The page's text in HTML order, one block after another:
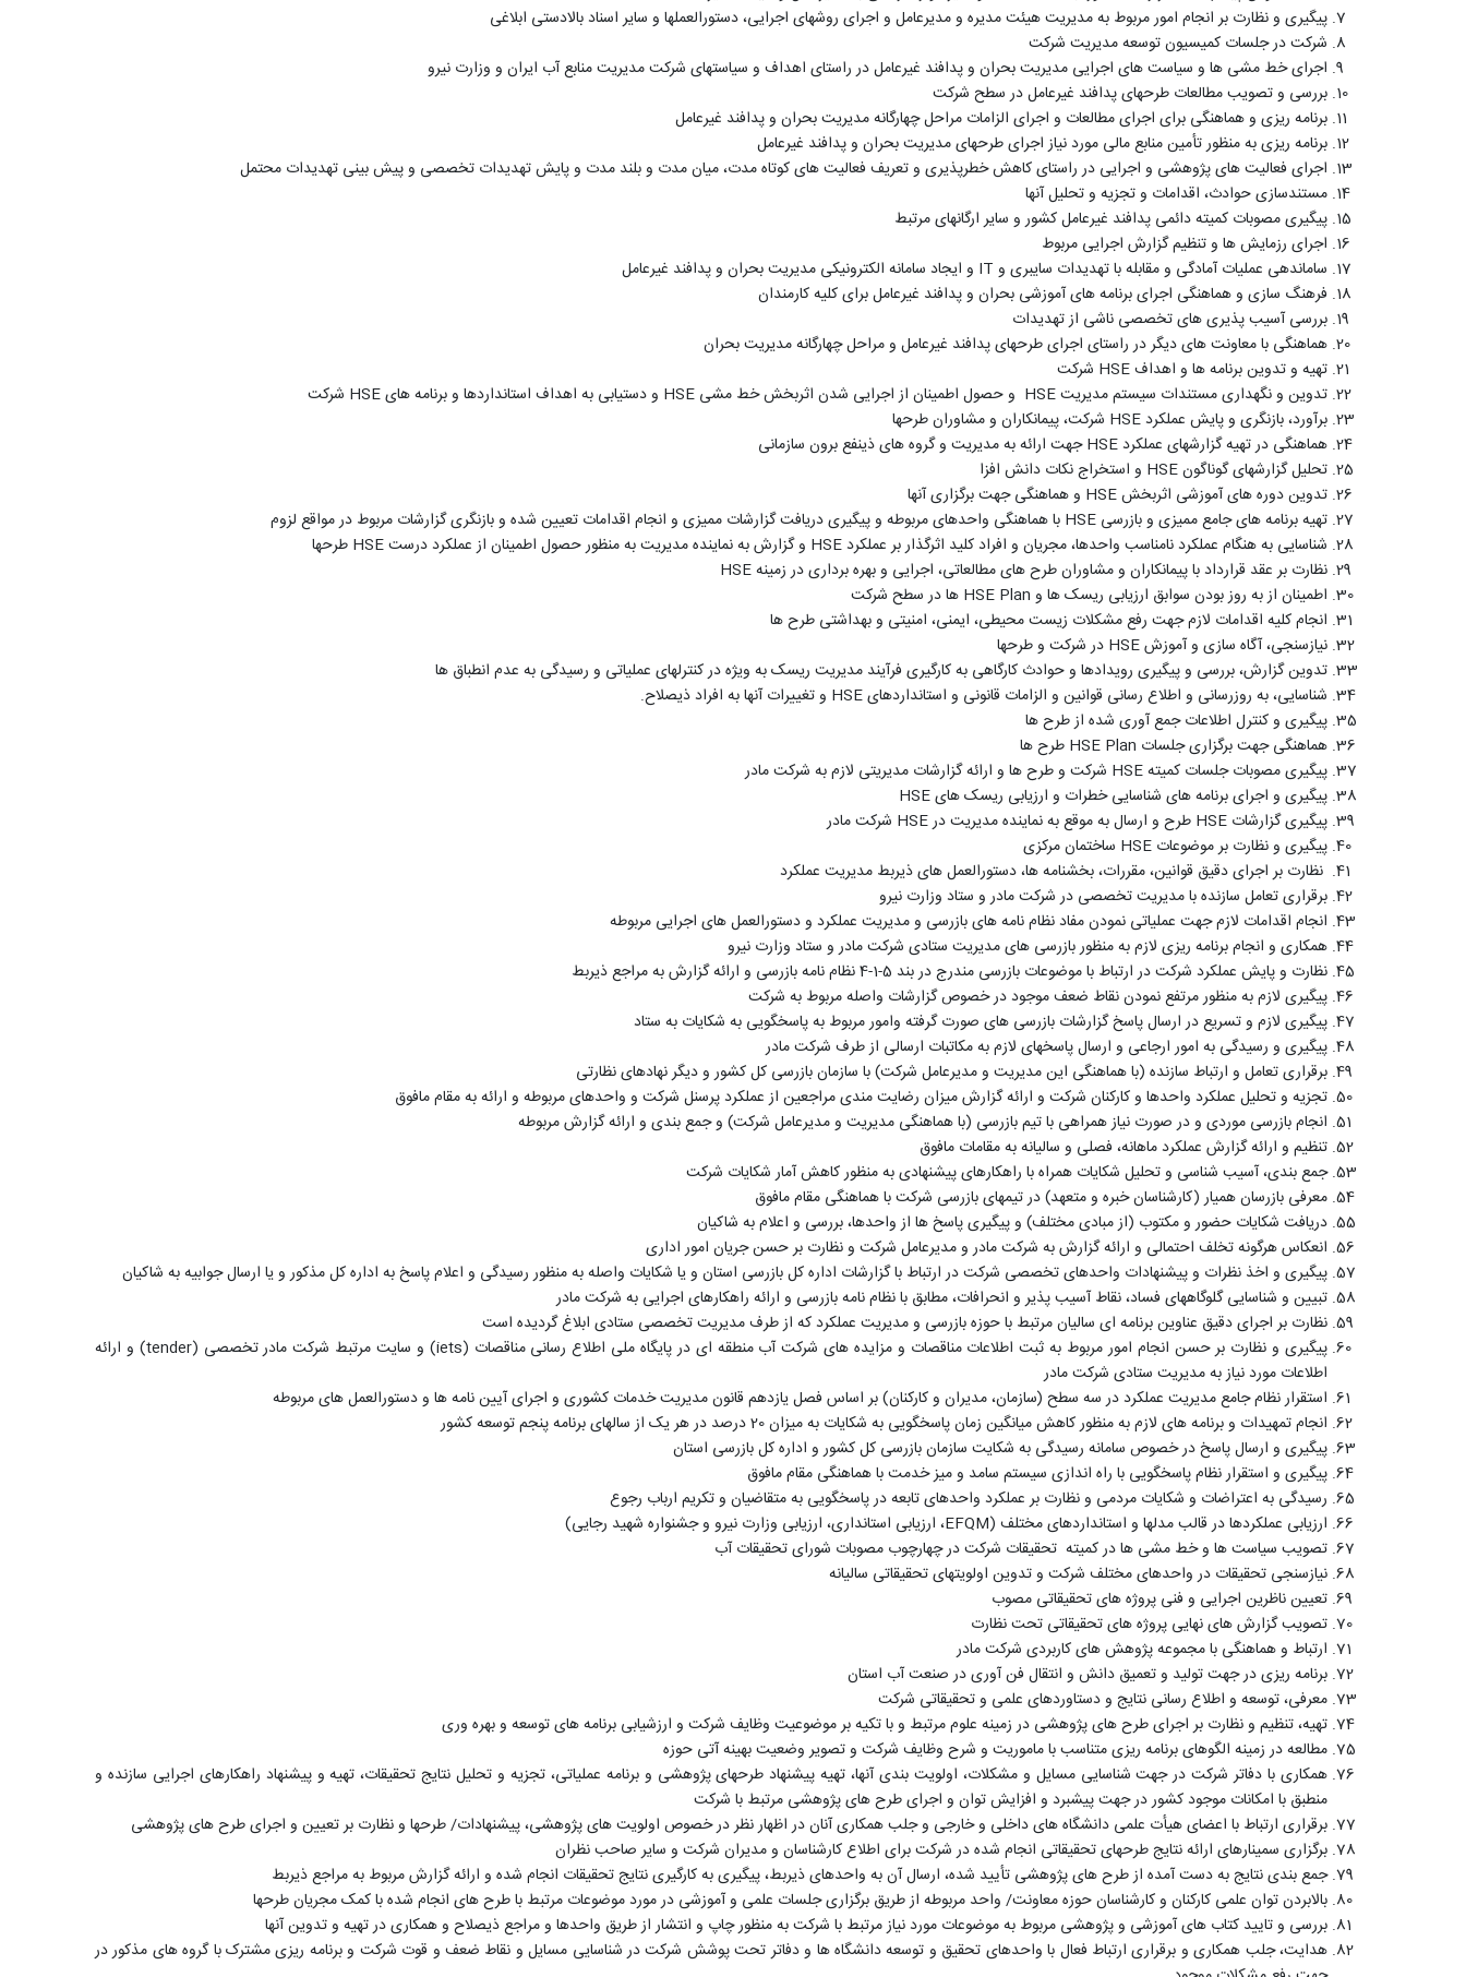
پیگیری و نظارت بر انجام امور مربوط به مدیریت هیئت مدیره و مدیرعامل و اجرای روشهای اجرایی، دستورالعملها و سایر اسناد بالادستی ابلاغی
شرکت در جلسات کمیسیون توسعه مدیریت شرکت
اجرای خط مشی ها و سیاست های اجرایی مدیریت بحران و پدافند غیرعامل در راستای اهداف و سیاستهای شرکت مدیریت منابع آب ایران و وزارت نیرو
بررسی و تصویب مطالعات طرحهای پدافند غیرعامل در سطح شرکت
برنامه ریزی و هماهنگی برای اجرای مطالعات و اجرای الزامات مراحل چهارگانه مدیریت بحران و پدافند غیرعامل
برنامه ریزی به منظور تأمین منابع مالی مورد نیاز اجرای طرحهای مدیریت بحران و پدافند غیرعامل
اجرای فعالیت های پژوهشی و اجرایی در راستای کاهش خطرپذیری و تعریف فعالیت های کوتاه مدت، میان مدت و بلند مدت و پایش تهدیدات تخصصی و پیش بینی تهدیدات محتمل
مستندسازی حوادث، اقدامات و تجزیه و تحلیل آنها
پیگیری مصوبات کمیته دائمی پدافند غیرعامل کشور و سایر ارگانهای مرتبط
اجرای رزمایش ها و تنظیم گزارش اجرایی مربوط
ساماندهی عملیات آمادگی و مقابله با تهدیدات سایبری و IT و ایجاد سامانه الکترونیکی مدیریت بحران و پدافند غیرعامل
فرهنگ سازی و هماهنگی اجرای برنامه های آموزشی بحران و پدافند غیرعامل برای کلیه کارمندان
بررسی آسیب پذیری های تخصصی ناشی از تهدیدات
هماهنگی با معاونت های دیگر در راستای اجرای طرحهای پدافند غیرعامل و مراحل چهارگانه مدیریت بحران
تهیه و تدوین برنامه ها و اهدافHSE شرکت
تدوین و نگهداری مستندات سیستم مدیریتHSE و حصول اطمینان از اجرایی شدن اثربخش خط مشی HSE و دستیابی به اهداف استانداردها و برنامه هایHSE شرکت
برآورد، بازنگری و پایش عملکردHSE شرکت، پیمانکاران و مشاوران طرحها
هماهنگی در تهیه گزارشهای عملکردHSEجهت ارائه به مدیریت و گروه های ذینفع برون سازمانی
تحلیل گزارشهای گوناگونHSE و استخراج نکات دانش افزا
تدوین دوره های آموزشی اثربخشHSE و هماهنگی جهت برگزاری آنها
تهیه برنامه های جامع ممیزی و بازرسی HSE با هماهنگی واحدهای مربوطه و پیگیری دریافت گزارشات ممیزی و انجام اقدامات تعیین شده و بازنگری گزارشات مربوط در مواقع لزوم
شناسایی به هنگام عملکرد نامناسب واحدها، مجریان و افراد کلید اثرگذار بر عملکردHSE و گزارش به نماینده مدیریت به منظور حصول اطمینان از عملکرد درستHSE طرحها
نظارت بر عقد قرارداد با پیمانکاران و مشاوران طرح های مطالعاتی، اجرایی و بهره برداری در زمینهHSE
اطمینان از به روز بودن سوابق ارزیابی ریسک ها و HSE Plan ها در سطح شرکت
انجام کلیه اقدامات لازم جهت رفع مشکلات زیست محیطی، ایمنی، امنیتی و بهداشتی طرح ها
نیازسنجی، آگاه سازی و آموزشHSE در شرکت و طرحها
تدوین گزارش، بررسی و پیگیری رویدادها و حوادث کارگاهی به کارگیری فرآیند مدیریت ریسک به ویژه در کنترلهای عملیاتی و رسیدگی به عدم انطباق ها
شناسایی، به روزرسانی و اطلاع رسانی قوانین و الزامات قانونی و استانداردهایHSE و تغییرات آنها به افراد ذیصلاح.
پیگیری و کنترل اطلاعات جمع آوری شده از طرح ها
هماهنگی جهت برگزاری جلسات HSE Plan طرح ها
پیگیری مصوبات جلسات کمیتهHSE شرکت و طرح ها و ارائه گزارشات مدیریتی لازم به شرکت مادر
پیگیری و اجرای برنامه های شناسایی خطرات و ارزیابی ریسک هایHSE
پیگیری گزارشات HSE طرح و ارسال به موقع به نماینده مدیریت درHSE شرکت مادر
پیگیری و نظارت بر موضوعات HSE ساختمان مرکزی
نظارت بر اجرای دقیق قوانین، مقررات، بخشنامه ها، دستورالعمل های ذیربط مدیریت عملکرد
برقراری تعامل سازنده با مدیریت تخصصی در شرکت مادر و ستاد وزارت نیرو
انجام اقدامات لازم جهت عملیاتی نمودن مفاد نظام نامه های بازرسی و مدیریت عملکرد و دستورالعمل های اجرایی مربوطه
همکاری و انجام برنامه ریزی لازم به منظور بازرسی های مدیریت ستادی شرکت مادر و ستاد وزارت نیرو
نظارت و پایش عملکرد شرکت در ارتباط با موضوعات بازرسی مندرج در بند 5-1-4 نظام نامه بازرسی و ارائه گزارش به مراجع ذیربط
پیگیری لازم به منظور مرتفع نمودن نقاط ضعف موجود در خصوص گزارشات واصله مربوط به شرکت
پیگیری لازم و تسریع در ارسال پاسخ گزارشات بازرسی های صورت گرفته وامور مربوط به پاسخگویی به شکایات به ستاد
پیگیری و رسیدگی به امور ارجاعی و ارسال پاسخهای لازم به مکاتبات ارسالی از طرف شرکت مادر
برقراری تعامل و ارتباط سازنده (با هماهنگی این مدیریت و مدیرعامل شرکت) با سازمان بازرسی کل کشور و دیگر نهادهای نظارتی
تجزیه و تحلیل عملکرد واحدها و کارکنان شرکت و ارائه گزارش میزان رضایت مندی مراجعین از عملکرد پرسنل شرکت و واحدهای مربوطه و ارائه به مقام مافوق
انجام بازرسی موردی و در صورت نیاز همراهی با تیم بازرسی (با هماهنگی مدیریت و مدیرعامل شرکت) و جمع بندی و ارائه گزارش مربوطه
تنظیم و ارائه گزارش عملکرد ماهانه، فصلی و سالیانه به مقامات مافوق
جمع بندی، آسیب شناسی و تحلیل شکایات همراه با راهکارهای پیشنهادی به منظور کاهش آمار شکایات شرکت
معرفی بازرسان همیار (کارشناسان خبره و متعهد) در تیمهای بازرسی شرکت با هماهنگی مقام مافوق
دریافت شکایات حضور و مکتوب (از مبادی مختلف) و پیگیری پاسخ ها از واحدها، بررسی و اعلام به شاکیان
انعکاس هرگونه تخلف احتمالی و ارائه گزارش به شرکت مادر و مدیرعامل شرکت و نظارت بر حسن جریان امور اداری
پیگیری و اخذ نظرات و پیشنهادات واحدهای تخصصی شرکت در ارتباط با گزارشات اداره کل بازرسی استان و یا شکایات واصله به منظور رسیدگی و اعلام پاسخ به اداره کل مذکور و یا ارسال جوابیه به شاکیان
تبیین و شناسایی گلوگاههای فساد، نقاط آسیب پذیر و انحرافات، مطابق با نظام نامه بازرسی و ارائه راهکارهای اجرایی به شرکت مادر
نظارت بر اجرای دقیق عناوین برنامه ای سالیان مرتبط با حوزه بازرسی و مدیریت عملکرد که از طرف مدیریت تخصصی ستادی ابلاغ گردیده است
پیگیری و نظارت بر حسن انجام امور مربوط به ثبت اطلاعات مناقصات و مزایده های شرکت آب منطقه ای در پایگاه ملی اطلاع رسانی مناقصات (iets) و سایت مرتبط شرکت مادر تخصصی (tender) و ارائه
اطلاعات مورد نیاز به مدیریت ستادی شرکت مادر
استقرار نظام جامع مدیریت عملکرد در سه سطح (سازمان، مدیران و کارکنان) بر اساس فصل یازدهم قانون مدیریت خدمات کشوری و اجرای آیین نامه ها و دستورالعمل های مربوطه
انجام تمهیدات و برنامه های لازم به منظور کاهش میانگین زمان پاسخگویی به شکایات به میزان 20 درصد در هر یک از سالهای برنامه پنجم توسعه کشور
پیگیری و ارسال پاسخ در خصوص سامانه رسیدگی به شکایت سازمان بازرسی کل کشور و اداره کل بازرسی استان
پیگیری و استقرار نظام پاسخگویی با راه اندازی سیستم سامد و میز خدمت با هماهنگی مقام مافوق
رسیدگی به اعتراضات و شکایات مردمی و نظارت بر عملکرد واحدهای تابعه در پاسخگویی به متقاضیان و تکریم ارباب رجوع
ارزیابی عملکردها در قالب مدلها و استانداردهای مختلف (EFQM، ارزیابی استانداری، ارزیابی وزارت نیرو و جشنواره شهید رجایی)
تصویب سیاست ها و خط مشی ها در کمیته تحقیقات شرکت در چهارچوب مصوبات شورای تحقیقات آب
نیازسنجی تحقیقات در واحدهای مختلف شرکت و تدوین اولویتهای تحقیقاتی سالیانه
تعیین ناظرین اجرایی و فنی پروژه های تحقیقاتی مصوب
تصویب گزارش های نهایی پروژه های تحقیقاتی تحت نظارت
ارتباط و هماهنگی با مجموعه پژوهش های کاربردی شرکت مادر
برنامه ریزی در جهت تولید و تعمیق دانش و انتقال فن آوری در صنعت آب استان
معرفی، توسعه و اطلاع رسانی نتایج و دستاوردهای علمی و تحقیقاتی شرکت
تهیه، تنظیم و نظارت بر اجرای طرح های پژوهشی در زمینه علوم مرتبط و با تکیه بر موضوعیت وظایف شرکت و ارزشیابی برنامه های توسعه و بهره وری
مطالعه در زمینه الگوهای برنامه ریزی متناسب با ماموریت و شرح وظایف شرکت و تصویر وضعیت بهینه آتی حوزه
همکاری با دفاتر شرکت در جهت شناسایی مسایل و مشکلات، اولویت بندی آنها، تهیه پیشنهاد طرحهای پژوهشی و برنامه عملیاتی، تجزیه و تحلیل نتایج تحقیقات، تهیه و پیشنهاد راهکارهای اجرایی سازنده و
منطبق با امکانات موجود کشور در جهت پیشبرد و افزایش توان و اجرای طرح های پژوهشی مرتبط با شرکت
برقراری ارتباط با اعضای هیأت علمی دانشگاه های داخلی و خارجی و جلب همکاری آنان در اظهار نظر در خصوص اولویت های پژوهشی، پیشنهادات/ طرحها و نظارت بر تعیین و اجرای طرح های پژوهشی
برگزاری سمینارهای ارائه نتایج طرحهای تحقیقاتی انجام شده در شرکت برای اطلاع کارشناسان و مدیران شرکت و سایر صاحب نظران
جمع بندی نتایج به دست آمده از طرح های پژوهشی تأیید شده، ارسال آن به واحدهای ذیربط، پیگیری به کارگیری نتایج تحقیقات انجام شده و ارائه گزارش مربوط به مراجع ذیربط
بالابردن توان علمی کارکنان و کارشناسان حوزه معاونت/ واحد مربوطه از طریق برگزاری جلسات علمی و آموزشی در مورد موضوعات مرتبط با طرح های انجام شده با کمک مجریان طرحها
بررسی و تایید کتاب های آموزشی و پژوهشی مربوط به موضوعات مورد نیاز مرتبط با شرکت به منظور چاپ و انتشار از طریق واحدها و مراجع ذیصلاح و همکاری در تهیه و تدوین آنها
هدایت، جلب همکاری و برقراری ارتباط فعال با واحدهای تحقیق و توسعه دانشگاه ها و دفاتر تحت پوشش شرکت در شناسایی مسایل و نقاط ضعف و قوت شرکت و برنامه ریزی مشترک با گروه های مذکور در